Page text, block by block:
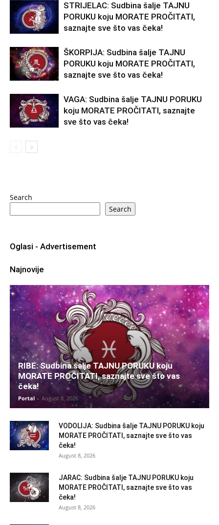
STRIJELAC: Sudbina šalje TAJNU
PORUKU koju MORATE PROČITATI,
saznajte sve što vas čeka!
ŠKORPIJA: Sudbina šalje TAJNU
PORUKU koju MORATE PROČITATI,
saznajte sve što vas čeka!
VAGA: Sudbina šalje TAJNU PORUKU
koju MORATE PROČITATI, saznajte
sve što vas čeka!
Search
Search
Oglasi - Advertisement
Najnovije
RIBE: Sudbina šalje TAJNU PORUKU koju
MORATE PROČITATI, saznajte sve što vas
čeka!
Portal - August 8, 2026
VODOLIJA: Sudbina šalje TAJNU PORUKU koju
MORATE PROČITATI, saznajte sve što vas
čeka!
August 8, 2026
JARAC: Sudbina šalje TAJNU PORUKU koju
MORATE PROČITATI, saznajte sve što vas
čeka!
August 8, 2026